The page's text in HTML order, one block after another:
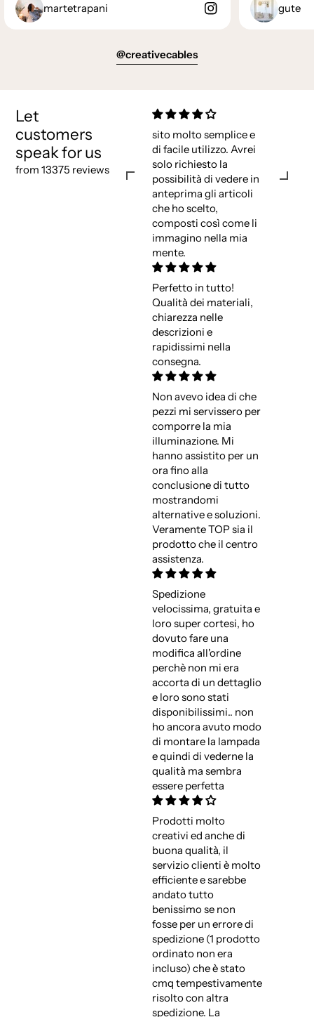
martetrapani gute
@creativecables
Let
customers
speak for us
from 13375 reviews
sito molto semplice e
di facile utilizzo. Avrei
solo richiesto la
possibilità di vedere in
anteprima gli articoli
che ho scelto,
composti così come li
immagino nella mia
mente.
Perfetto in tutto!
Qualità dei materiali,
chiarezza nelle
descrizioni e
rapidissimi nella
consegna.
Non avevo idea di che
pezzi mi servissero per
comporre la mia
illuminazione. Mi
hanno assistito per un
ora fino alla
conclusione di tutto
mostrandomi
alternative e soluzioni.
Veramente TOP sia il
prodotto che il centro
assistenza.
Spedizione
velocissima, gratuita e
loro super cortesi, ho
dovuto fare una
modifica all'ordine
perchè non mi era
accorta di un dettaglio
e loro sono stati
disponibilissimi.. non
ho ancora avuto modo
di montare la lampada
e quindi di vederne la
qualità ma sembra
essere perfetta
Prodotti molto
creativi ed anche di
buona qualità, il
servizio clienti è molto
efficiente e sarebbe
andato tutto
benissimo se non
fosse per un errore di
spedizione (1 prodotto
ordinato non era
incluso) che è stato
cmq tempestivamente
risolto con altra
spedizione. La